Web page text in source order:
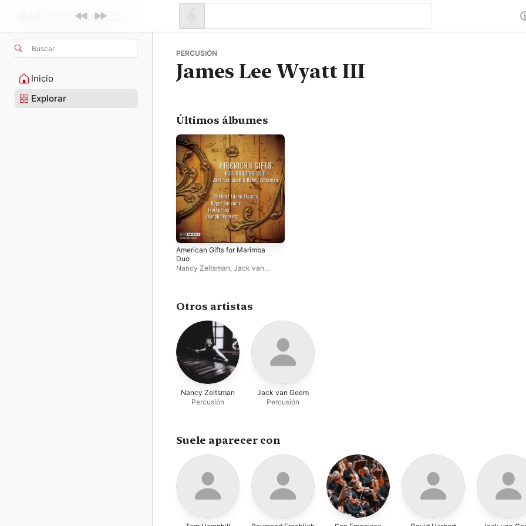
Buscar
Inicio
Explorar
PERCUSIÓN
James Lee Wyatt III
Últimos álbumes
American Gifts for Marimba
Duo
Nancy Zeltsman Jack van
Otros artistas
Nancy Zeltsman
Percusión
Jack van Geem
Percusión
Suele aparecer con